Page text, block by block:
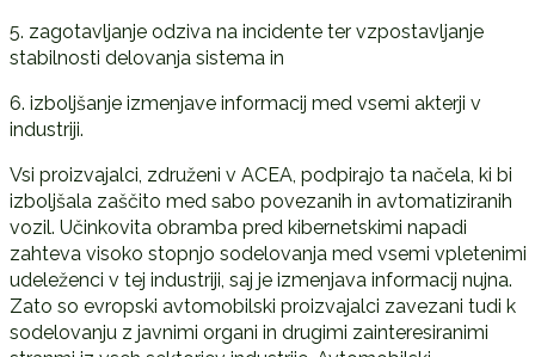
5. zagotavljanje odziva na incidente ter vzpostavljanje
stabilnosti delovanja sistema in
6. izboljšanje izmenjave informacij med vsemi akterji v
industriji.
Vsi proizvajalci, združeni v ACEA, podpirajo ta načela, ki bi
izboljšala zaščito med sabo povezanih in avtomatiziranih
vozil. Učinkovita obramba pred kibernetskimi napadi
zahteva visoko stopnjo sodelovanja med vsemi vpletenimi
udeleženci v tej industriji, saj je izmenjava informacij nujna.
Zato so evropski avtomobilski proizvajalci zavezani tudi k
sodelovanju z javnimi organi in drugimi zainteresiranimi